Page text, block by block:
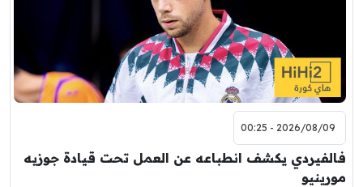
2026/08/09 - 00:25
فالفيردي يكشف انطباعه عن العمل تحت قيادة جوزيه
مورينيو